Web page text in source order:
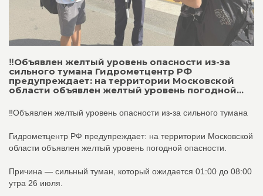
‼️Объявлен желтый уровень опасности из-за
сильного тумана Гидрометцентр РФ
предупреждает: на территории Московской
области объявлен желтый уровень погодной...
‼️Объявлен желтый уровень опасности из-за сильного тумана
Гидрометцентр РФ предупреждает: на территории Московской
области объявлен желтый уровень погодной опасности.
Причина — сильный туман, который ожидается 01:00 до 08:00
утра 26 июля.